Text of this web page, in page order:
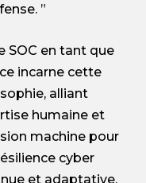
”
SOC en tant que
incarne cette
alliant
humaine et
machine pour
cyber
et adaptative.